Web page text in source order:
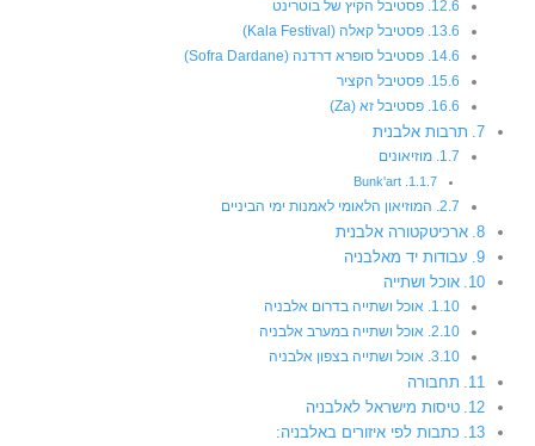
פסטיבל הקיץ של בוטרינט
פסטיבל קאלה (Kala Festival)
פסטיבל סופרא דרדנה (Sofra Dardane)
פסטיבל הקציר
פסטיבל זא (Za)
תרבות אלבנית
מוזיאונים
Bunk'art
המוזיאון הלאומי לאמנות ימי הביניים
ארכיטקטורה אלבנית
עבודות יד מאלבניה
אוכל ושתייה
אוכל ושתייה בדרום אלבניה
אוכל ושתייה במערב אלבניה
אוכל ושתייה בצפון אלבניה
תחבורה
טיסות מישראל לאלבניה
כתבות לפי איזורים באלבניה: